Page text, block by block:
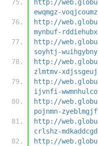
http://
ewqmgz-voqjcoumz
http://
mynbuf-rddiehubx
http://
soyhtj-wuihgybny
http://
zlmtmv-xdjssgeuj
http://
ijvnfi-wwmnhulco
http://
pojnmn-zyeblmgjf
http://
crlshz-mdkaddcgd
http://